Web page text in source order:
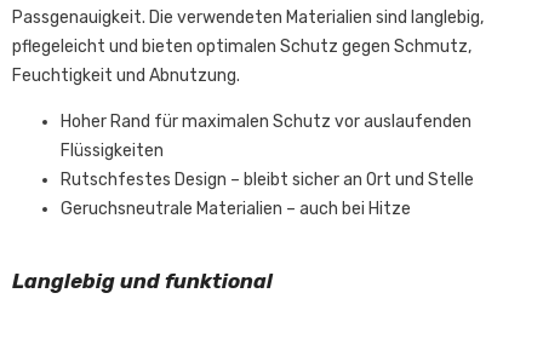
Passgenauigkeit. Die verwendeten Materialien sind langlebig,
pflegeleicht und bieten optimalen Schutz gegen Schmutz,
Feuchtigkeit und Abnutzung.
Hoher Rand für maximalen Schutz vor auslaufenden
Flüssigkeiten
Rutschfestes Design – bleibt sicher an Ort und Stelle
Geruchsneutrale Materialien – auch bei Hitze
Langlebig und funktional